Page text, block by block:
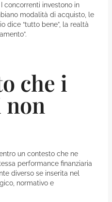
concorrenti investono in
modalità di acquisto, le
dice “tutto bene”, la realtà
che i
un contesto che ne
performance finanziaria
diverso se inserita nel
normativo e